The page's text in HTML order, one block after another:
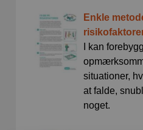
Enkle
I kan
situationer,
at falde,
noget.